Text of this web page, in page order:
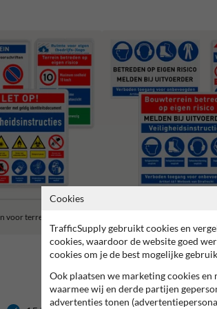
voor terrein
Cookies
TrafficSupply gebruikt cookies en
cookies, waardoor de website goed
cookies om je de best mogelijke
Ook plaatsen we marketing cookies
waarmee wij en derde partijen
advertenties tonen